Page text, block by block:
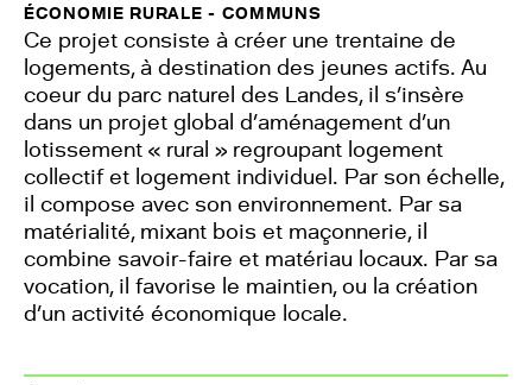
ÉCONOMIE RURALE - COMMUNS
Ce projet consiste à créer une trentaine de
logements, à destination des jeunes actifs. Au
coeur du parc naturel des Landes, il s’insère
dans un projet global d’aménagement d’un
lotissement « rural » regroupant logement
collectif et logement individuel. Par son échelle,
il compose avec son environnement. Par sa
matérialité, mixant bois et maçonnerie, il
combine savoir-faire et matériau locaux. Par sa
vocation, il favorise le maintien, ou la création
d’un activité économique locale.